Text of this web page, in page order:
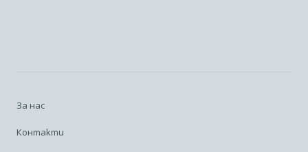
За нас
Контакти